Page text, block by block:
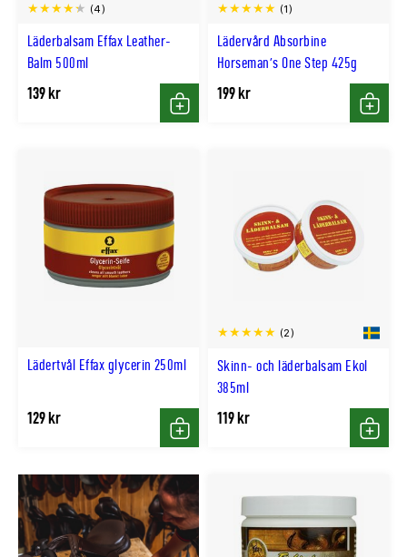
Läderbalsam Effax Leather-
Balm 500ml
(4)
139 kr
Köp
Lädervård Absorbine
Horseman's One Step 425g
(1)
199 kr
Köp
Lädertvål Effax glycerin 250ml
129 kr
Köp
Skinn- och läderbalsam Ekol
385ml
(2)
119 kr
Köp